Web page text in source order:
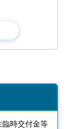
臨時交付金等